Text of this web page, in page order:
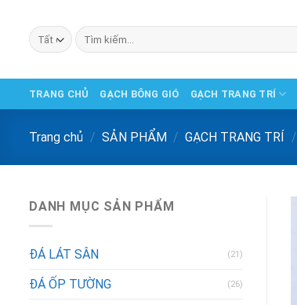
Tìm
kiếm:
TRANG CHỦ GẠCH BÔNG GIÓ GẠCH TRANG TRÍ
Trang chủ / SẢN PHẨM / GẠCH TRANG TRÍ /
DANH MỤC SẢN PHẨM
ĐÁ LÁT SÂN (21)
ĐÁ ỐP TƯỜNG (26)